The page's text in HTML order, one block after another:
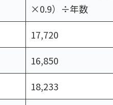
×0.9）÷年数
17,720
16,850
18,233